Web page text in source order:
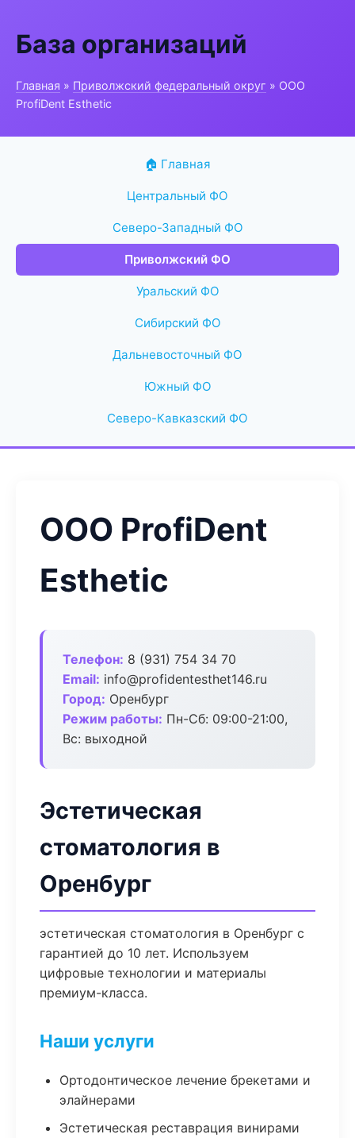
База организаций
Главная » Приволжский федеральный округ » ООО
ProfiDent Esthetic
🏠 Главная
Центральный ФО
Северо-Западный ФО
Приволжский ФО
Уральский ФО
Сибирский ФО
Дальневосточный ФО
Южный ФО
Северо-Кавказский ФО
ООО ProfiDent
Esthetic
Телефон: 8 (931) 754 34 70
Email: info@profidentesthet146.ru
Город: Оренбург
Режим работы: Пн-Сб: 09:00-21:00,
Вс: выходной
Эстетическая
стоматология в
Оренбург
эстетическая стоматология в Оренбург с
гарантией до 10 лет. Используем
цифровые технологии и материалы
премиум-класса.
Наши услуги
Ортодонтическое лечение брекетами и
элайнерами
Эстетическая реставрация винирами